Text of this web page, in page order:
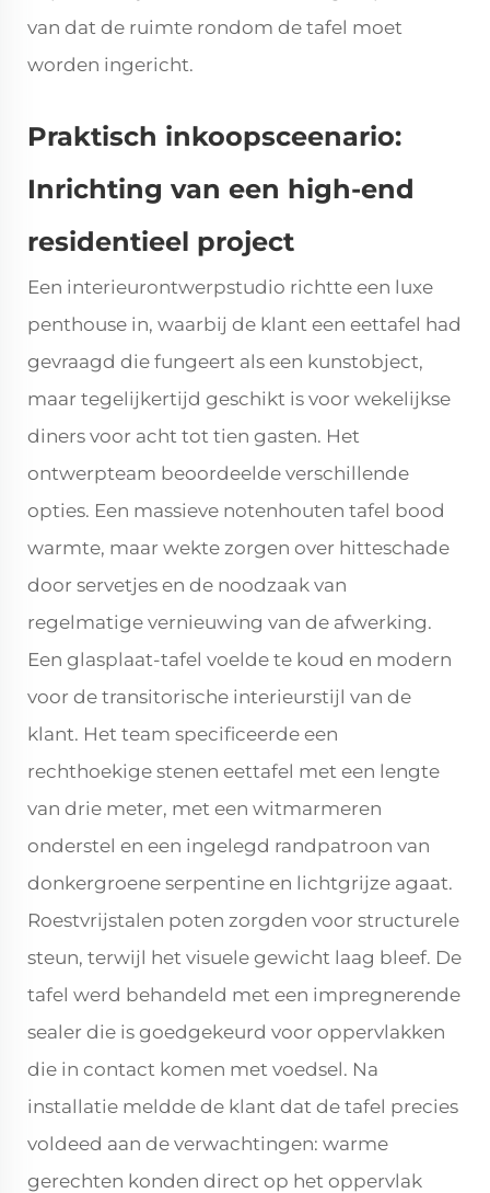
van dat de ruimte rondom de tafel moet
worden ingericht.
Praktisch inkoopsceenario:
Inrichting van een high-end
residentieel project
Een interieurontwerpstudio richtte een luxe
penthouse in, waarbij de klant een eettafel had
gevraagd die fungeert als een kunstobject,
maar tegelijkertijd geschikt is voor wekelijkse
diners voor acht tot tien gasten. Het
ontwerpteam beoordeelde verschillende
opties. Een massieve notenhouten tafel bood
warmte, maar wekte zorgen over hitteschade
door servetjes en de noodzaak van
regelmatige vernieuwing van de afwerking.
Een glasplaat-tafel voelde te koud en modern
voor de transitorische interieurstijl van de
klant. Het team specificeerde een
rechthoekige stenen eettafel met een lengte
van drie meter, met een witmarmeren
onderstel en een ingelegd randpatroon van
donkergroene serpentine en lichtgrijze agaat.
Roestvrijstalen poten zorgden voor structurele
steun, terwijl het visuele gewicht laag bleef. De
tafel werd behandeld met een impregnerende
sealer die is goedgekeurd voor oppervlakken
die in contact komen met voedsel. Na
installatie meldde de klant dat de tafel precies
voldeed aan de verwachtingen: warme
gerechten konden direct op het oppervlak